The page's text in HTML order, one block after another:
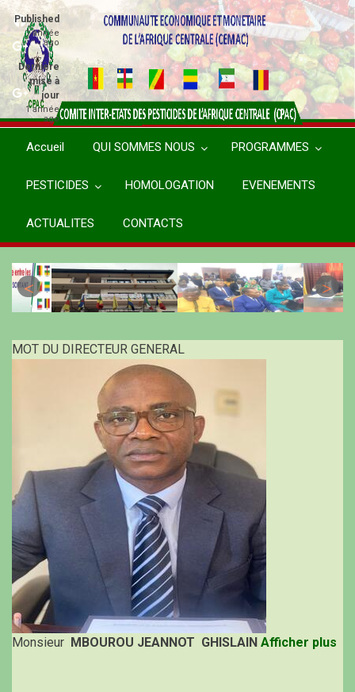
Aller
contenu
principal
Accueil QUI SOMMES NOUS PROGRAMMES
PESTICIDES HOMOLOGATION EVENEMENTS
ACTUALITES CONTACTS
MOT DU DIRECTEUR GENERAL
Monsieur MBOUROU JEANNOT GHISLAIN Afficher plus
Published
1 année
ago
Dernière
mise à
jour
1 année
ago